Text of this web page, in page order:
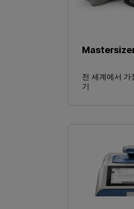
전 세계에서 가
기